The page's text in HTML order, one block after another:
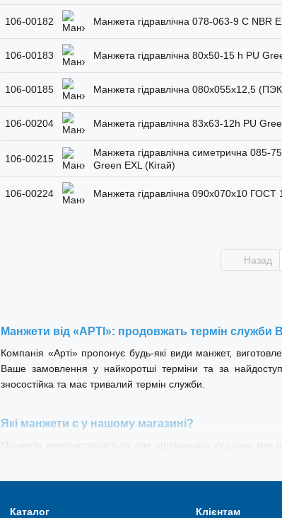
Манжети від «АРТІ»: продовжать термін служби
Компанія «Арті» пропонує будь-які види манжет,
Ваше замовлення у найкоротші терміни та за
зносостійка та має тривалий термін служби.
Які манжети є у нашому магазині?
Манжети використовуються для ущільнення з'єднань між
Манжети пневматичні
ущільнюють штоки та циліндри
106-00182 Манжета гідравлічна 078-063-9 C NBR
106-00183 Манжета гідравлічна 80х50-15 h PU
106-00185 Манжета гідравлічна 080х055х12,5
106-00204 Манжета гідравлічна 83x63-12h PU
106-00215
Манжета гідравлічна симетрична 085-
Green EXL (Кітай)
106-00224 Манжета гідравлічна 090х070х10 ГОСТ
Назад
Каталог Клієнтам